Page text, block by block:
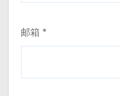
邮箱 *